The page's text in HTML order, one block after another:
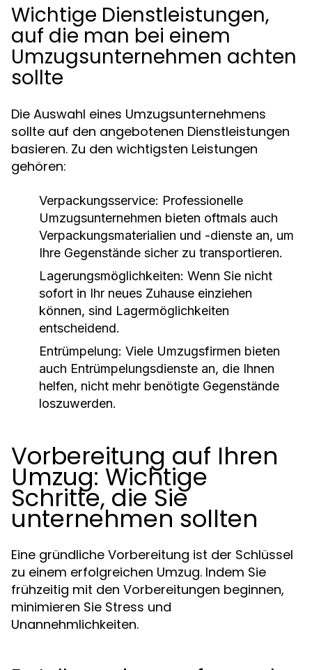
Wichtige Dienstleistungen,
auf die man bei einem
Umzugsunternehmen achten
sollte
Die Auswahl eines Umzugsunternehmens
sollte auf den angebotenen Dienstleistungen
basieren. Zu den wichtigsten Leistungen
gehören:
Verpackungsservice: Professionelle
Umzugsunternehmen bieten oftmals auch
Verpackungsmaterialien und -dienste an, um
Ihre Gegenstände sicher zu transportieren.
Lagerungsmöglichkeiten: Wenn Sie nicht
sofort in Ihr neues Zuhause einziehen
können, sind Lagermöglichkeiten
entscheidend.
Entrümpelung: Viele Umzugsfirmen bieten
auch Entrümpelungsdienste an, die Ihnen
helfen, nicht mehr benötigte Gegenstände
loszuwerden.
Vorbereitung auf Ihren
Umzug: Wichtige
Schritte, die Sie
unternehmen sollten
Eine gründliche Vorbereitung ist der Schlüssel
zu einem erfolgreichen Umzug. Indem Sie
frühzeitig mit den Vorbereitungen beginnen,
minimieren Sie Stress und
Unannehmlichkeiten.